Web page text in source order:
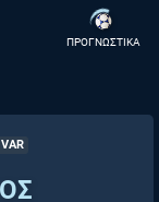
ΠΡΟΓΝΩΣΤΙΚΑ
VAR